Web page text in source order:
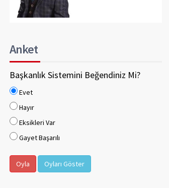
Anket
Başkanlık Sistemini Beğendiniz Mi?
Evet
Hayır
Eksikleri Var
Gayet Başarılı
Oyla Oyları Göster